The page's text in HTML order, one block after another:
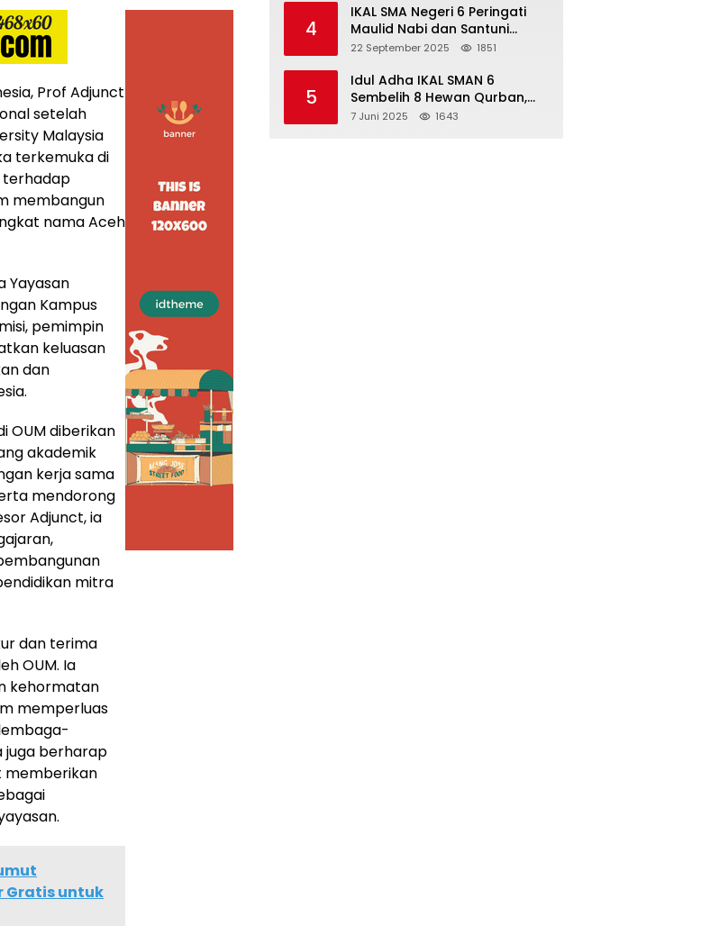
Prof Adjunct
setelah
Malaysia
terkemuka di
terhadap
membangun
nama Aceh
Yayasan
Kampus
pemimpin
keluasan
dan
OUM diberikan
akademik
kerja sama
mendorong
Adjunct, ia
mitra
dan terima
OUM. Ia
kehormatan
memperluas
juga berharap
memberikan
Gratis untuk
4
IKAL SMA Negeri 6 Peringati
Maulid Nabi dan Santuni
Yatim Piatu Anak Alumni
22 September 2025 1851
5
Idul Adha IKAL SMAN 6
Sembelih 8 Hewan Qurban,
Seluruh Siswa Guru dan ASN
7 Juni 2025 1643